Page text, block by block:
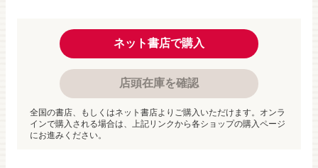
ネット書店で購入
店頭在庫を確認
全国の書店、もしくはネット書店よりご購入いただけます。オンラ
インで購入される場合は、上記リンクから各ショップの購入ページ
にお進みください。